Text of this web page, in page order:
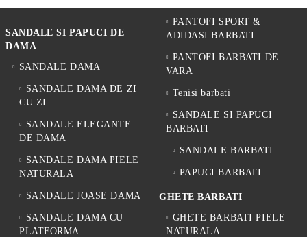
SANDALE SI PAPUCI DE
DAMA
SANDALE DAMA
SANDALE DAMA DE ZI
CU ZI
SANDALE ELEGANTE
DE DAMA
SANDALE DAMA PIELE
NATURALA
SANDALE JOASE DAMA
SANDALE DAMA CU
PLATFORMA
PANTOFI SPORT &
ADIDASI BARBATI
PANTOFI BARBATI DE
VARA
Tenisi barbati
SANDALE SI PAPUCI
BARBATI
SANDALE BARBATI
PAPUCI BARBATI
GHETE BARBATI
GHETE BARBATI PIELE
NATURALA